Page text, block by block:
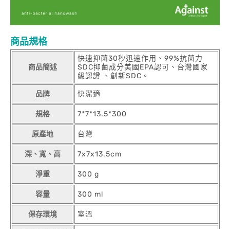
商品規格
商品簡述
快速抑菌30秒迅速作用、99%抗菌力
SDC抑菌成分美國EPA認可、台灣國家
級認證 、創新SDC。
品牌 快潔適
規格 7*7*13.5*300
原產地 台灣
深、寬、高 7x7x13.5cm
淨重 300 g
容量 300 ml
保存環境 室溫